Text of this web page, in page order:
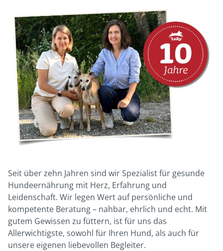
Seit über zehn Jahren sind wir Spezialist für gesunde
Hundeernährung mit Herz, Erfahrung und
Leidenschaft. Wir legen Wert auf persönliche und
kompetente Beratung – nahbar, ehrlich und echt. Mit
gutem Gewissen zu füttern, ist für uns das
Allerwichtigste, sowohl für Ihren Hund, als auch für
unsere eigenen liebevollen Begleiter.